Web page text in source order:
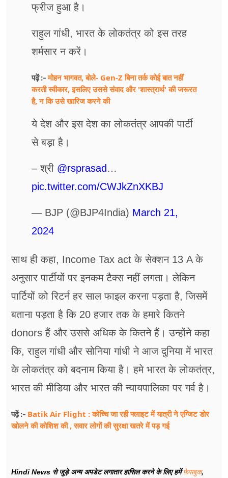
फ्रीज हुआ है।
राहुल गांधी, भारत के लोकतंत्र को इस तरह
शर्मसार न करें।
पढ़ें :-मोहन भागवत, बोले- Gen-Z बिना तर्क कोई बात नहीं
करती स्वीकार, इसलिए उससे संवाद और 'शास्त्रार्थ' की जरूरत
है, न कि उसे खारिज करने की
ये देश और इस देश का लोकतंत्र आपकी पार्टी
से बड़ा है।
– श्री @rsprasad…
pic.twitter.com/CWJkZnXKBJ
— BJP (@BJP4India) March 21,
2024
साथ ही कहा, Income Tax act के सेक्शन 13 A के
अनुसार पार्टीयों पर इनकम टैक्स नहीं लगता। लेकिन
पार्टियों को रिटर्न हर साल फाइल करना पड़ता है, जिसमें
बताना पड़ता है कि 20 हजार तक के हमारे कितने
donors हैं और उससे अधिक के कितने हैं। उन्होंने कहा
कि, राहुल गांधी और सोनिया गांधी ने आज दुनिया में भारत
के लोकतंत्र को बदनाम किया है। हमे भारत के लोकतंत्र,
भारत की मीडिया और भारत की न्यायपालिका पर गर्व है।
पढ़ें :- Batik Air Flight : कोच्चि जा रही फ्लाइट में यात्री ने एग्जिट डोर
खोलने की कोशिश की , सवार लोगों की सुरक्षा खतरे में पड़ गई
Hindi News से जुड़े अन्य अपडेट लगातार हासिल करने के लिए हमेंफेसबुक,